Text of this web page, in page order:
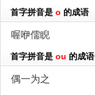
首字拼音是 o 的成语
喔咿儒睨
首字拼音是 ou 的成语
偶一为之